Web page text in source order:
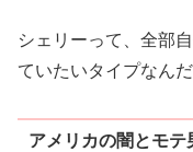
シェリーって、全部
ていたいタイプなん
アメリカの闇とモテ